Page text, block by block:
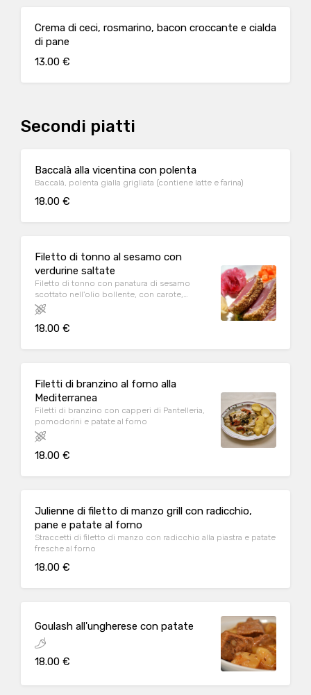
Crema di ceci, rosmarino, bacon croccante e cialda
di pane
13.00 €
Secondi piatti
Baccalà alla vicentina con polenta
Baccalà, polenta gialla grigliata (contiene latte e farina)
18.00 €
Filetto di tonno al sesamo con
verdurine saltate
Filetto di tonno con panatura di sesamo
scottato nell'olio bollente, con carote,
zucchine, zenzero e cipolla marinata
18.00 €
Filetti di branzino al forno alla
Mediterranea
Filetti di branzino con capperi di Pantelleria,
pomodorini e patate al forno
18.00 €
Julienne di filetto di manzo grill con radicchio,
pane e patate al forno
Straccetti di filetto di manzo con radicchio alla piastra e patate
fresche al forno
18.00 €
Goulash all'ungherese con patate
18.00 €